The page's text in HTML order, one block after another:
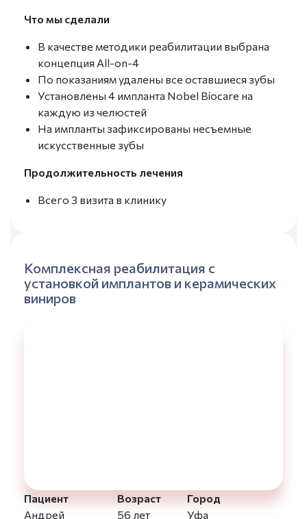
Что мы сделали
В качестве методики реабилитации выбрана
концепция All-on-4
По показаниям удалены все оставшиеся зубы
Установлены 4 импланта Nobel Biocare на
каждую из челюстей
На импланты зафиксированы несъемные
искусственные зубы
Продолжительность лечения
Всего 3 визита в клинику
Комплексная реабилитация с
установкой имплантов и керамических
виниров
Пациент
Андрей
Возраст
56 лет
Город
Уфа